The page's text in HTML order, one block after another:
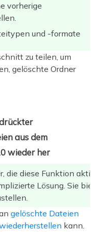
vorherige
und -formate
zu teilen, um
gelöschte Ordner
aus dem
wieder her
die diese Funktion
Lösung. Sie
gelöschte Dateien
kann.